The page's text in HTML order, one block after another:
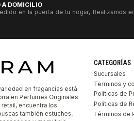
A DOMICILIO
en la puerta de tu hogar, Realizamos
en fragancias está
en Perfumes Originales
encuentra los
también estuches,
CATEGORÍAS
Sucursales
Terminos y
Políticas de
Políticas de
Términos de